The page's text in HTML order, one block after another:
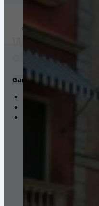
Weltweiter
ohne
Garantierte
Zollabwicklung &